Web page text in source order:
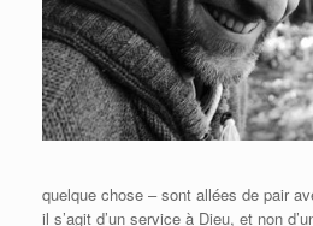
quelque chose – sont allées de pair
il s’agit d’un service à Dieu, et non